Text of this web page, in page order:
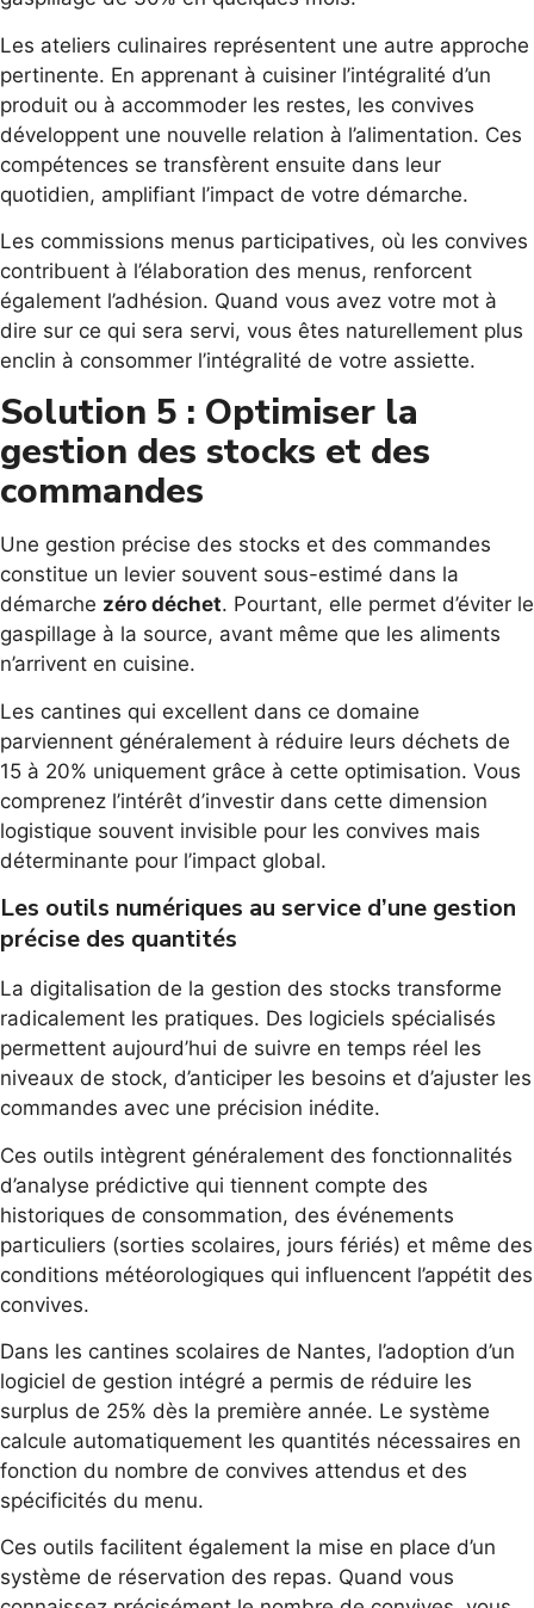
Les ateliers culinaires représentent une autre approche
pertinente. En apprenant à cuisiner l’intégralité d’un
produit ou à accommoder les restes, les convives
développent une nouvelle relation à l’alimentation. Ces
compétences se transfèrent ensuite dans leur
quotidien, amplifiant l’impact de votre démarche.
Les commissions menus participatives, où les convives
contribuent à l’élaboration des menus, renforcent
également l’adhésion. Quand vous avez votre mot à
dire sur ce qui sera servi, vous êtes naturellement plus
enclin à consommer l’intégralité de votre assiette.
Solution 5 : Optimiser la
gestion des stocks et des
commandes
Une gestion précise des stocks et des commandes
constitue un levier souvent sous-estimé dans la
démarche zéro déchet. Pourtant, elle permet d’éviter le
gaspillage à la source, avant même que les aliments
n’arrivent en cuisine.
Les cantines qui excellent dans ce domaine
parviennent généralement à réduire leurs déchets de
15 à 20% uniquement grâce à cette optimisation. Vous
comprenez l’intérêt d’investir dans cette dimension
logistique souvent invisible pour les convives mais
déterminante pour l’impact global.
Les outils numériques au service d’une gestion
précise des quantités
La digitalisation de la gestion des stocks transforme
radicalement les pratiques. Des logiciels spécialisés
permettent aujourd’hui de suivre en temps réel les
niveaux de stock, d’anticiper les besoins et d’ajuster les
commandes avec une précision inédite.
Ces outils intègrent généralement des fonctionnalités
d’analyse prédictive qui tiennent compte des
historiques de consommation, des événements
particuliers (sorties scolaires, jours fériés) et même des
conditions météorologiques qui influencent l’appétit des
convives.
Dans les cantines scolaires de Nantes, l’adoption d’un
logiciel de gestion intégré a permis de réduire les
surplus de 25% dès la première année. Le système
calcule automatiquement les quantités nécessaires en
fonction du nombre de convives attendus et des
spécificités du menu.
Ces outils facilitent également la mise en place d’un
système de réservation des repas. Quand vous